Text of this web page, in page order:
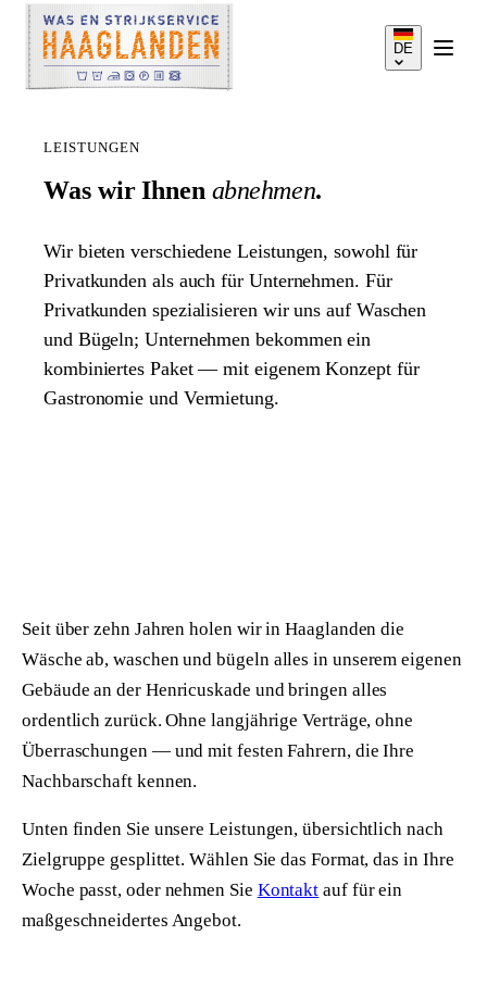
DE
LEISTUNGEN
SO FUNKTIONIERT'S
PREISE
LEISTUNGEN
Was wir Ihnen abnehmen.
Wir bieten verschiedene Leistungen, sowohl für
Privatkunden als auch für Unternehmen. Für
Privatkunden spezialisieren wir uns auf Waschen
und Bügeln; Unternehmen bekommen ein
kombiniertes Paket — mit eigenem Konzept für
Gastronomie und Vermietung.
Seit über zehn Jahren holen wir in Haaglanden die
Wäsche ab, waschen und bügeln alles in unserem eigenen
Gebäude an der Henricuskade und bringen alles
ordentlich zurück. Ohne langjährige Verträge, ohne
Überraschungen — und mit festen Fahrern, die Ihre
Nachbarschaft kennen.
Unten finden Sie unsere Leistungen, übersichtlich nach
Zielgruppe gesplittet. Wählen Sie das Format, das in Ihre
Woche passt, oder nehmen Sie Kontakt auf für ein
maßgeschneidertes Angebot.